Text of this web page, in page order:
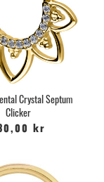
Crystal Septum
Clicker
kr